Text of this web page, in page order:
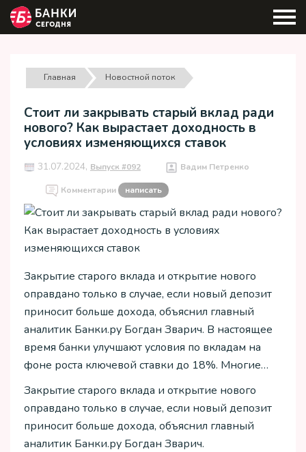
Главная Новостной поток
Стоит ли закрывать старый вклад ради
нового? Как вырастает доходность в
условиях изменяющихся ставок
31.07.2024, Выпуск #092 Вадим Петренко
Комментарии написать
Закрытие старого вклада и открытие нового
оправдано только в случае, если новый депозит
приносит больше дохода, объяснил главный
аналитик Банки.ру Богдан Зварич. В настоящее
время банки улучшают условия по вкладам на
фоне роста ключевой ставки до 18%. Многие…
Закрытие старого вклада и открытие нового
оправдано только в случае, если новый депозит
приносит больше дохода, объяснил главный
аналитик Банки.ру Богдан Зварич.